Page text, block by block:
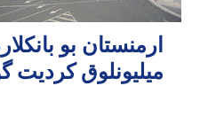
میلیونلوق کردیت